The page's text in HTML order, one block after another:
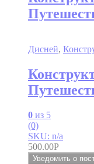
Дисней,
0 из 5
(0)
SKU: n/a
500.00Р
Уведомить о